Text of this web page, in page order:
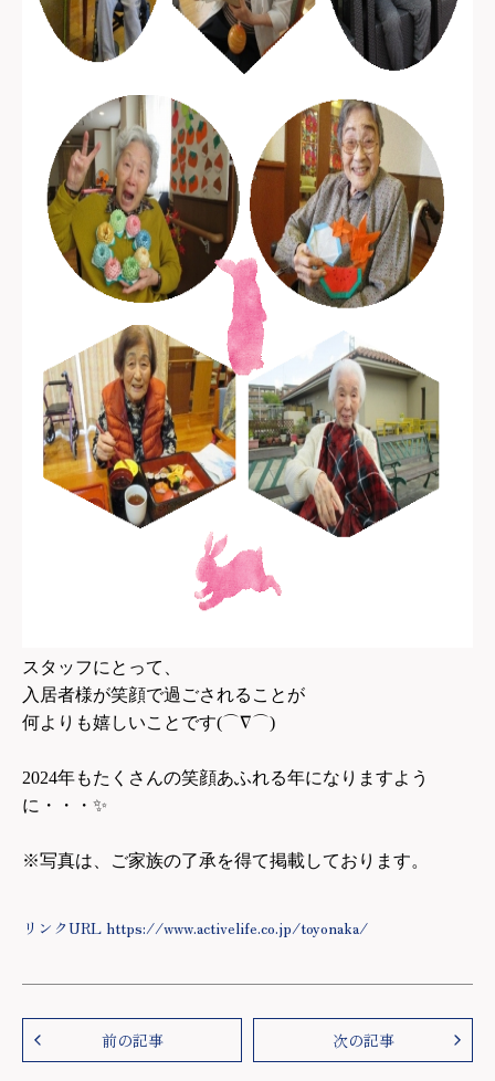
スタッフにとって、
入居者様が笑顔で過ごされることが
何よりも嬉しいことです(⌒∇⌒)
2024年もたくさんの笑顔あふれる年になりますよう
に・・・ ✨
※写真は、ご家族の了承を得て掲載しております。
リンクURL https://www.activelife.co.jp/toyonaka/
前の記事 次の記事